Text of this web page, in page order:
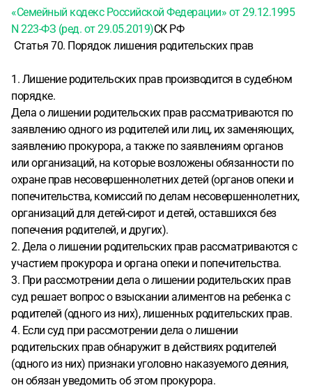
«Семейный кодекс Российской Федерации» от 29.12.1995
N 223-ФЗ (ред. от 29.05.2019)СК РФ
Статья 70. Порядок лишения родительских прав
1. Лишение родительских прав производится в судебном
порядке.
Дела о лишении родительских прав рассматриваются по
заявлению одного из родителей или лиц, их заменяющих,
заявлению прокурора, а также по заявлениям органов
или организаций, на которые возложены обязанности по
охране прав несовершеннолетних детей (органов опеки и
попечительства, комиссий по делам несовершеннолетних,
организаций для детей-сирот и детей, оставшихся без
попечения родителей, и других).
2. Дела о лишении родительских прав рассматриваются с
участием прокурора и органа опеки и попечительства.
3. При рассмотрении дела о лишении родительских прав
суд решает вопрос о взыскании алиментов на ребенка с
родителей (одного из них), лишенных родительских прав.
4. Если суд при рассмотрении дела о лишении
родительских прав обнаружит в действиях родителей
(одного из них) признаки уголовно наказуемого деяния,
он обязан уведомить об этом прокурора.